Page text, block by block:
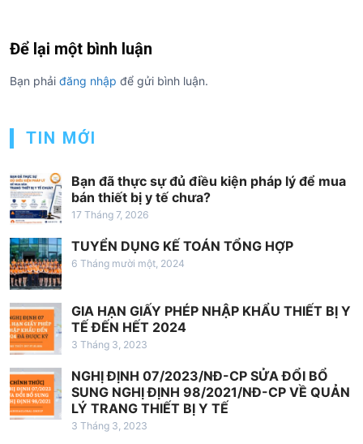
g
b
v
ế
t
Để lại một bình luận
Bạn phải đăng nhập để gửi bình luận.
TIN MỚI
Bạn đã thực sự đủ điều kiện pháp lý để mua
bán thiết bị y tế chưa?
17 Tháng 7, 2026
TUYỂN DỤNG KẾ TOÁN TỔNG HỢP
6 Tháng mười một, 2024
GIA HẠN GIẤY PHÉP NHẬP KHẨU THIẾT BỊ Y
TẾ ĐẾN HẾT 2024
3 Tháng 3, 2023
NGHỊ ĐỊNH 07/2023/NĐ-CP SỬA ĐỔI BỔ
SUNG NGHỊ ĐỊNH 98/2021/NĐ-CP VỀ QUẢN
LÝ TRANG THIẾT BỊ Y TẾ
3 Tháng 3, 2023